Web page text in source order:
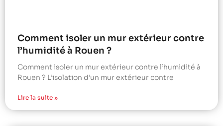
Comment isoler un mur extérieur contre
l’humidité à Rouen ?
Comment isoler un mur extérieur contre l’humidité à
Rouen ? L’isolation d’un mur extérieur contre
Lire la suite »